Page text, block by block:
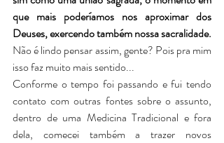
que mais poderíamos nos aproximar dos
Deuses, exercendo também nossa sacralidade.
Não é lindo pensar assim, gente? Pois pra mim
isso faz muito mais sentido...
Conforme o tempo foi passando e fui tendo
contato com outras fontes sobre o assunto,
dentro de uma Medicina Tradicional e fora
dela, comecei também a trazer novos